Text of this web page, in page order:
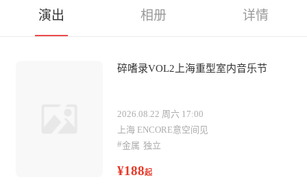
演出 相册 详情
碎嗜录VOL2上海重型室内音乐节
2026.08.22 周六 17:00
上海 ENCORE意空间见
#金属 独立
¥188起